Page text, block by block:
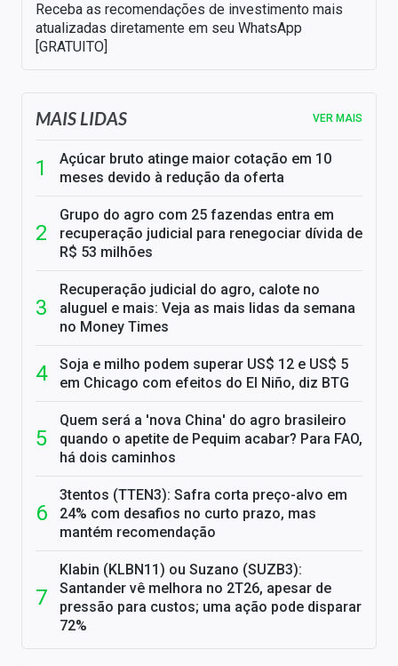
Receba as recomendações de investimento mais
atualizadas diretamente em seu WhatsApp
[GRATUITO]
MAIS LIDAS VER MAIS
Açúcar bruto atinge maior cotação em 10
meses devido à redução da oferta
Grupo do agro com 25 fazendas entra em
recuperação judicial para renegociar dívida de
R$ 53 milhões
Recuperação judicial do agro, calote no
aluguel e mais: Veja as mais lidas da semana
no Money Times
Soja e milho podem superar US$ 12 e US$ 5
em Chicago com efeitos do El Niño, diz BTG
Quem será a 'nova China' do agro brasileiro
quando o apetite de Pequim acabar? Para FAO,
há dois caminhos
3tentos (TTEN3): Safra corta preço-alvo em
24% com desafios no curto prazo, mas
mantém recomendação
Klabin (KLBN11) ou Suzano (SUZB3):
Santander vê melhora no 2T26, apesar de
pressão para custos; uma ação pode disparar
72%